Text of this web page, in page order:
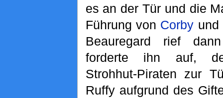
es an der Tür und die
Führung von Corby und
Beauregard rief
forderte ihn auf,
Strohhut-Piraten zur
Ruffy aufgrund des